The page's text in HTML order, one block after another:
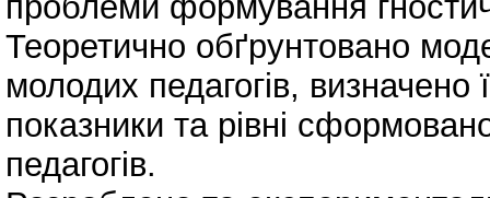
Теоретично обґрунтовано
молодих педагогів, визначено
показники та рівні
педагогів.